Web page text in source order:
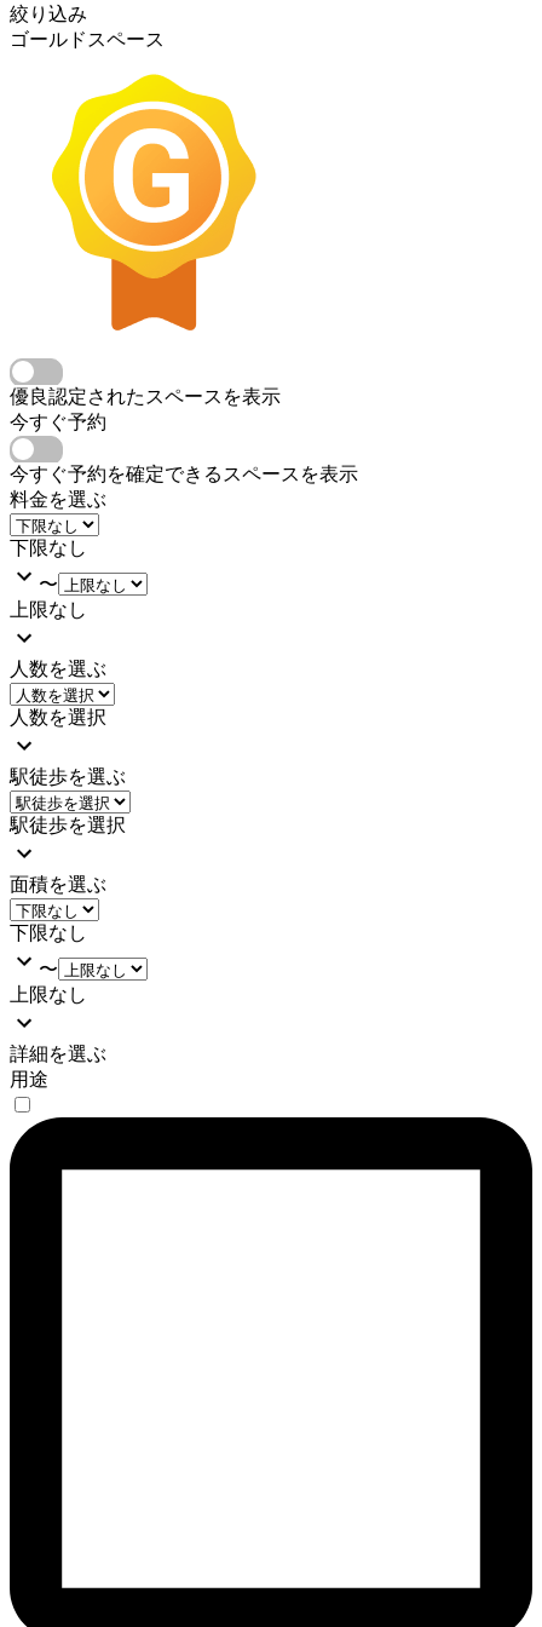
絞り込み
ゴールドスペース
優良認定されたスペースを表示
今すぐ予約
今すぐ予約を確定できるスペースを表示
料金を選ぶ
下限なし
〜
上限なし
人数を選ぶ
人数を選択
駅徒歩を選ぶ
駅徒歩を選択
面積を選ぶ
下限なし
〜
上限なし
詳細を選ぶ
用途